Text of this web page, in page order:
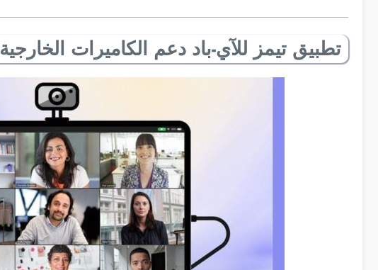
تطبيق تيمز للآي-باد دعم الكاميرات الخارجية